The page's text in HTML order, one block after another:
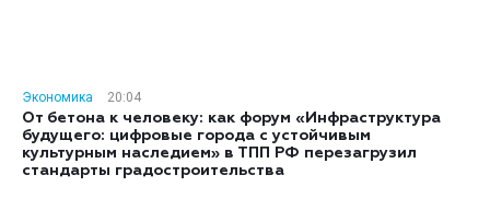
Экономика
20:04
От бетона к человеку: как форум «Инфраструктура
будущего: цифровые города с устойчивым
культурным наследием» в ТПП РФ перезагрузил
стандарты градостроительства